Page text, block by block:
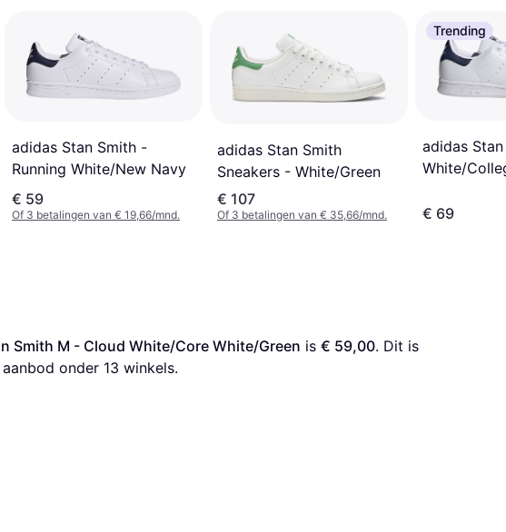
adidas Stan Smith -
Running White/New Navy
€ 59
Of 3 betalingen van € 19,66/mnd.
adidas Stan Smith
Sneakers - White/Green
€ 107
Of 3 betalingen van € 35,66/mnd.
Trending
adidas
White/
€ 69
Smith M - Cloud White/Core White/Green is € 59,00. Dit is
onder 13 winkels.